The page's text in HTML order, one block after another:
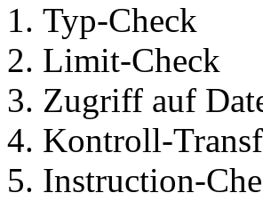
Typ-Check
Limit-Check
Zugriff auf
Kontroll-
Instruction-